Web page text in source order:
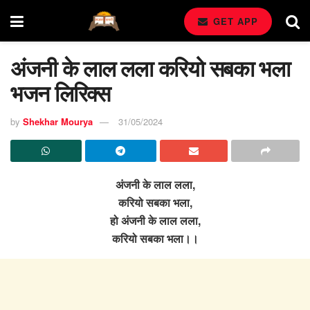
GET APP
अंजनी के लाल लला करियो सबका भला
भजन लिरिक्स
by Shekhar Mourya 31/05/2024
अंजनी के लाल लला,
करियो सबका भला,
हो अंजनी के लाल लला,
करियो सबका भला।।